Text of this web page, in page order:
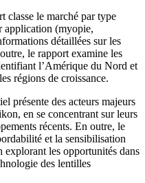
classe le marché par type
application (myopie,
détaillées sur les
le rapport examine les
l’Amérique du Nord et
régions de croissance.
présente des acteurs majeurs
en se concentrant sur leurs
récents. En outre, le
et la sensibilisation
explorant les opportunités dans
des lentilles